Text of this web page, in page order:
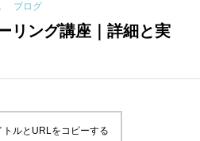
ブログ
リング講座｜詳細と実
トルとURLをコピーする